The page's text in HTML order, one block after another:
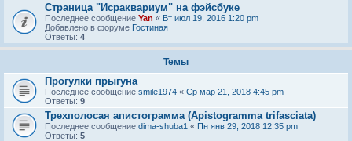
Страница "Исраквариум" на фэйсбуке
Последнее сообщение Yan « Вт июл 19, 2016 1:20 pm
Добавлено в форуме Гостиная
Ответы: 4
Темы
Прогулки прыгуна
Последнее сообщение smile1974 « Ср мар 21, 2018 4:45 pm
Ответы: 9
Трехполосая апистограмма (Apistogramma trifasciata)
Последнее сообщение dima-shuba1 « Пн янв 29, 2018 12:35 pm
Ответы: 5